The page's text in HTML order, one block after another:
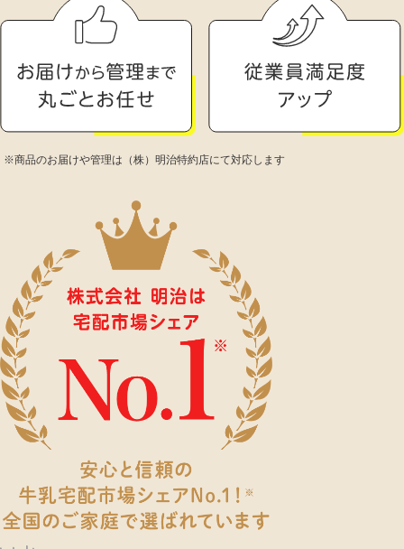
※商品のお届けや管理は（株）明治特約店にて対応します